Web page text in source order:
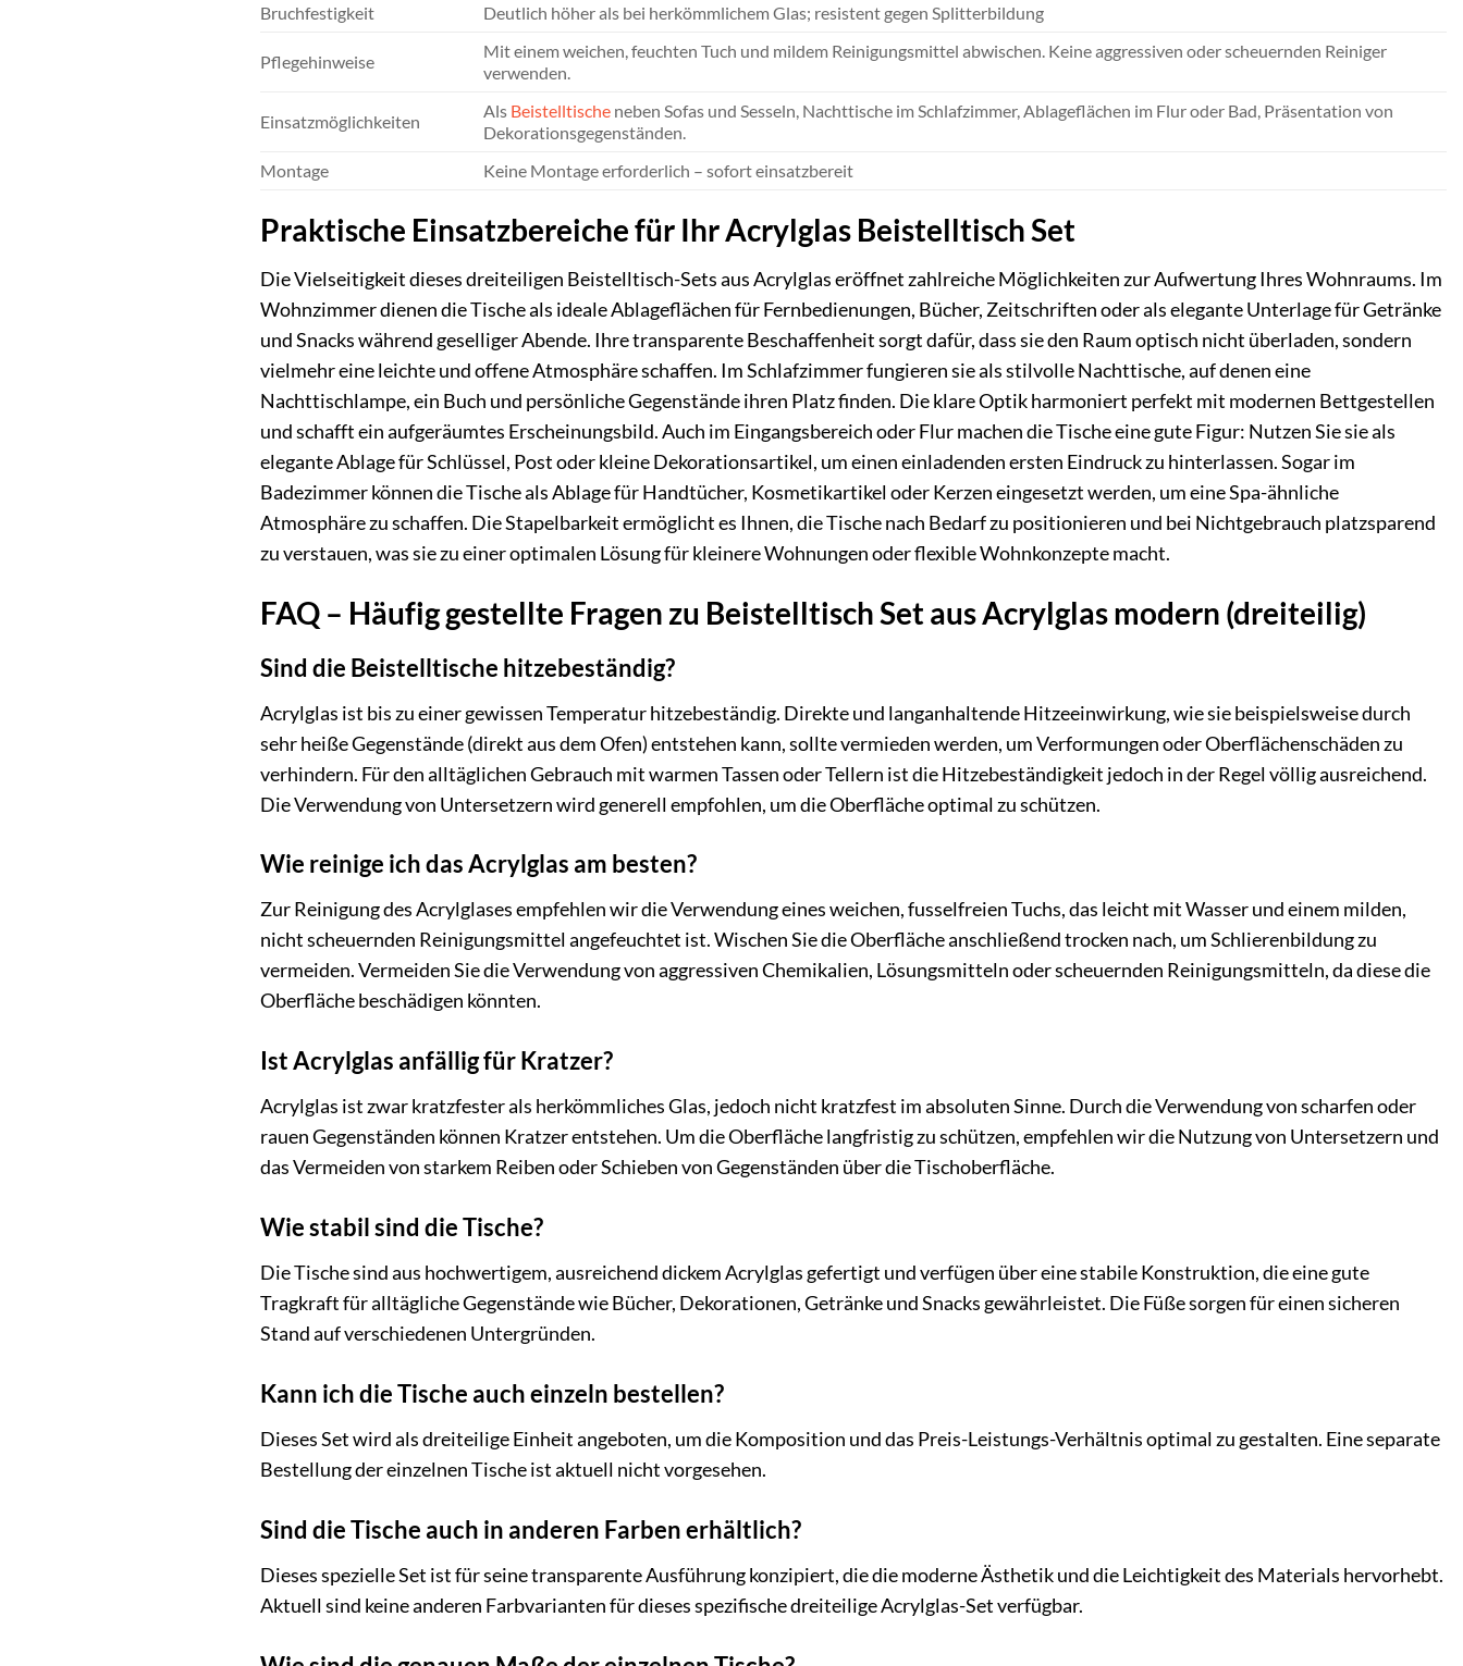
Bruchfestigkeit
Deutlich höher als bei herkömmlichem Glas; resistent gegen Splitterbildung
Pflegehinweise
Mit einem weichen, feuchten Tuch und mildem Reinigungsmittel abwischen. Keine aggressiven oder scheuernden Reiniger
verwenden.
Einsatzmöglichkeiten
Als Beistelltischeneben Sofas und Sesseln, Nachttische im Schlafzimmer, Ablageflächen im Flur oder Bad, Präsentation von
Dekorationsgegenständen.
Montage
Keine Montage erforderlich – sofort einsatzbereit
Praktische Einsatzbereiche für Ihr Acrylglas Beistelltisch Set
Die Vielseitigkeit dieses dreiteiligen Beistelltisch-Sets aus Acrylglas eröffnet zahlreiche Möglichkeiten zur Aufwertung Ihres Wohnraums. Im
Wohnzimmer dienen die Tische als ideale Ablageflächen für Fernbedienungen, Bücher, Zeitschriften oder als elegante Unterlage für Getränke
und Snacks während geselliger Abende. Ihre transparente Beschaffenheit sorgt dafür, dass sie den Raum optisch nicht überladen, sondern
vielmehr eine leichte und offene Atmosphäre schaffen. Im Schlafzimmer fungieren sie als stilvolle Nachttische, auf denen eine
Nachttischlampe, ein Buch und persönliche Gegenstände ihren Platz finden. Die klare Optik harmoniert perfekt mit modernen Bettgestellen
und schafft ein aufgeräumtes Erscheinungsbild. Auch im Eingangsbereich oder Flur machen die Tische eine gute Figur: Nutzen Sie sie als
elegante Ablage für Schlüssel, Post oder kleine Dekorationsartikel, um einen einladenden ersten Eindruck zu hinterlassen. Sogar im
Badezimmer können die Tische als Ablage für Handtücher, Kosmetikartikel oder Kerzen eingesetzt werden, um eine Spa-ähnliche
Atmosphäre zu schaffen. Die Stapelbarkeit ermöglicht es Ihnen, die Tische nach Bedarf zu positionieren und bei Nichtgebrauch platzsparend
zu verstauen, was sie zu einer optimalen Lösung für kleinere Wohnungen oder flexible Wohnkonzepte macht.
FAQ – Häufig gestellte Fragen zu Beistelltisch Set aus Acrylglas modern (dreiteilig)
Sind die Beistelltische hitzebeständig?
Acrylglas ist bis zu einer gewissen Temperatur hitzebeständig. Direkte und langanhaltende Hitzeeinwirkung, wie sie beispielsweise durch
sehr heiße Gegenstände (direkt aus dem Ofen) entstehen kann, sollte vermieden werden, um Verformungen oder Oberflächenschäden zu
verhindern. Für den alltäglichen Gebrauch mit warmen Tassen oder Tellern ist die Hitzebeständigkeit jedoch in der Regel völlig ausreichend.
Die Verwendung von Untersetzern wird generell empfohlen, um die Oberfläche optimal zu schützen.
Wie reinige ich das Acrylglas am besten?
Zur Reinigung des Acrylglases empfehlen wir die Verwendung eines weichen, fusselfreien Tuchs, das leicht mit Wasser und einem milden,
nicht scheuernden Reinigungsmittel angefeuchtet ist. Wischen Sie die Oberfläche anschließend trocken nach, um Schlierenbildung zu
vermeiden. Vermeiden Sie die Verwendung von aggressiven Chemikalien, Lösungsmitteln oder scheuernden Reinigungsmitteln, da diese die
Oberfläche beschädigen könnten.
Ist Acrylglas anfällig für Kratzer?
Acrylglas ist zwar kratzfester als herkömmliches Glas, jedoch nicht kratzfest im absoluten Sinne. Durch die Verwendung von scharfen oder
rauen Gegenständen können Kratzer entstehen. Um die Oberfläche langfristig zu schützen, empfehlen wir die Nutzung von Untersetzern und
das Vermeiden von starkem Reiben oder Schieben von Gegenständen über die Tischoberfläche.
Wie stabil sind die Tische?
Die Tische sind aus hochwertigem, ausreichend dickem Acrylglas gefertigt und verfügen über eine stabile Konstruktion, die eine gute
Tragkraft für alltägliche Gegenstände wie Bücher, Dekorationen, Getränke und Snacks gewährleistet. Die Füße sorgen für einen sicheren
Stand auf verschiedenen Untergründen.
Kann ich die Tische auch einzeln bestellen?
Dieses Set wird als dreiteilige Einheit angeboten, um die Komposition und das Preis-Leistungs-Verhältnis optimal zu gestalten. Eine separate
Bestellung der einzelnen Tische ist aktuell nicht vorgesehen.
Sind die Tische auch in anderen Farben erhältlich?
Dieses spezielle Set ist für seine transparente Ausführung konzipiert, die die moderne Ästhetik und die Leichtigkeit des Materials hervorhebt.
Aktuell sind keine anderen Farbvarianten für dieses spezifische dreiteilige Acrylglas-Set verfügbar.